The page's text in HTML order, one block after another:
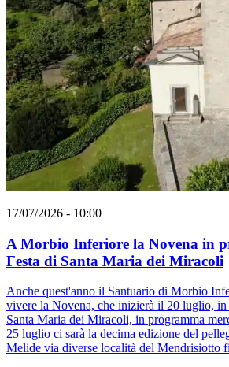
17/07/2026 - 10:00
A Morbio Inferiore la Novena in
Festa di Santa Maria dei Miracoli
Anche quest'anno il Santuario di Morbio
vivere la Novena, che inizierà il 20 luglio, in
Santa Maria dei Miracoli, in programma
25 luglio ci sarà la decima edizione del
Melide via diverse località del Mendrisiotto